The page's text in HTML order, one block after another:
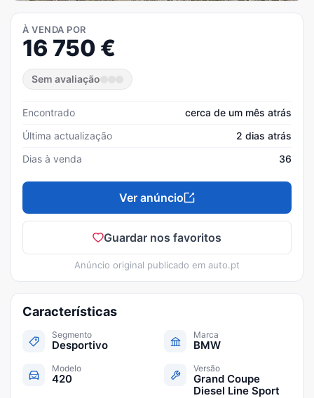
À VENDA POR
16 750 €
Sem avaliação
Encontrado
cerca de um mês atrás
Última actualização
2 dias atrás
Dias à venda
36
Ver anúncio
Guardar nos favoritos
Anúncio original publicado em auto.pt
Características
Segmento
Desportivo
Marca
BMW
Modelo
420
Versão
Grand Coupe
Diesel Line Sport